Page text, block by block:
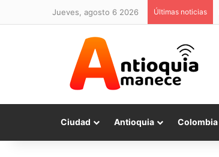
jueves, agosto 6 2026 Últimas noticias
Ciudad Antioquia Colombia